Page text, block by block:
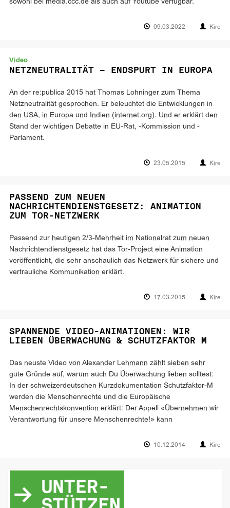
sowohl bei media.ccc.de als auch auf Youtube verfügbar.
09.03.2022 Kire
Video
NETZNEUTRALITÄT – ENDSPURT IN EUROPA
An der re:publica 2015 hat Thomas Lohninger zum Thema
Netzneutralität gesprochen. Er beleuchtet die Entwicklungen in
den USA, in Europa und Indien (internet.org). Und er erklärt den
Stand der wichtigen Debatte in EU-Rat, -Kommission und -
Parlament.
23.05.2015 Kire
PASSEND ZUM NEUEN
NACHRICHTENDIENSTGESETZ: ANIMATION
ZUM TOR-NETZWERK
Passend zur heutigen 2/3-Mehrheit im Nationalrat zum neuen
Nachrichtendienstgesetz hat das Tor-Project eine Animation
veröffentlicht, die sehr anschaulich das Netzwerk für sichere und
vertrauliche Kommunikation erklärt.
17.03.2015 Kire
SPANNENDE VIDEO-ANIMATIONEN: WIR
LIEBEN ÜBERWACHUNG & SCHUTZFAKTOR M
Das neuste Video von Alexander Lehmann zählt sieben sehr
gute Gründe auf, warum auch Du Überwachung lieben solltest:
In der schweizerdeutschen Kurzdokumentation Schutzfaktor-M
werden die Menschenrechte und die Europäische
Menschenrechtskonvention erklärt: Der Appell «Übernehmen wir
Verantwortung für unsere Menschenrechte!» kann
10.12.2014 Kire